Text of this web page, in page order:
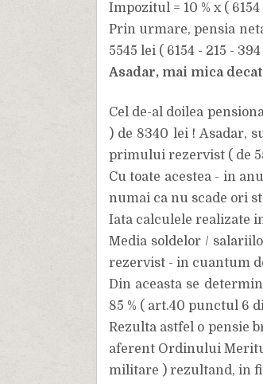
Impozitul = 10 % x (
Prin urmare, pensia
5545 lei ( 6154 - 215 - 394
Asadar, mai mica
Cel de-al doilea
) de 8340 lei ! Asadar,
primului rezervist ( de
Cu toate acestea - in
numai ca nu scade ori
Iata calculele realizate
Media soldelor /
rezervist - in cuantum
Din aceasta se
85 % ( art.40 punctul 6
Rezulta astfel o pensie
aferent Ordinului
militare ) rezultand, in